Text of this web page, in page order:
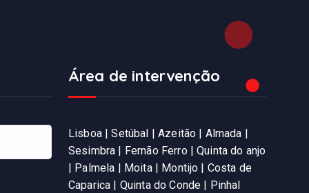
Área de intervenção
Lisboa | Setúbal | Azeitão | Almada |
Sesimbra | Fernão Ferro | Quinta do anjo
| Palmela | Moita | Montijo | Costa de
Caparica | Quinta do Conde | Pinhal